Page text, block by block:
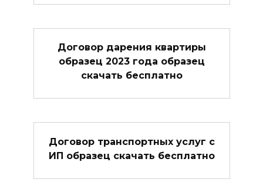
Договор дарения квартиры
образец 2023 года образец
скачать бесплатно
Договор транспортных услуг с
ИП образец скачать бесплатно